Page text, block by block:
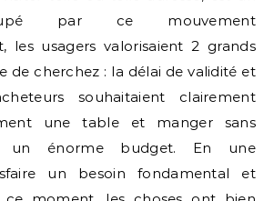
par ce mouvement
les usagers valorisaient 2 grands
de cherchez : la délai de validité et
souhaitaient clairement
une table et manger sans
un énorme budget. En une
un besoin fondamental et